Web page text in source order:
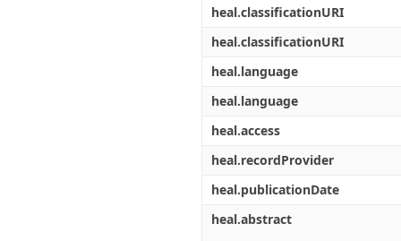
heal.classificationURI
heal.classificationURI
heal.language
heal.language
heal.access
heal.recordProvider
heal.publicationDate
heal.abstract